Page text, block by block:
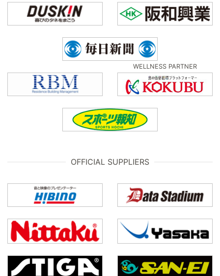
WELLNESS PARTNER
OFFICIAL SUPPLIERS